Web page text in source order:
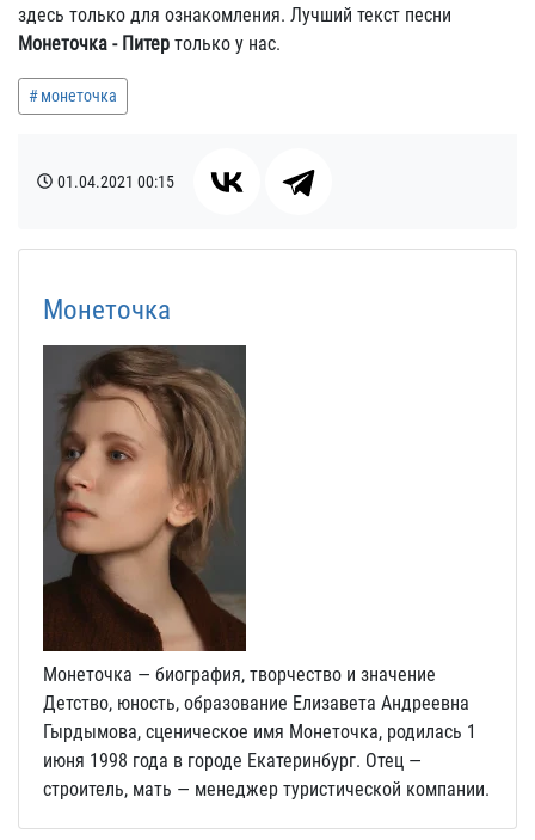
здесь только для ознакомления. Лучший текст песни
Монеточка - Питер только у нас.
монеточка
01.04.2021 00:15
Монеточка
Монеточка — биография, творчество и значение
Детство, юность, образование Елизавета Андреевна
Гырдымова, сценическое имя Монеточка, родилась 1
июня 1998 года в городе Екатеринбург. Отец —
строитель, мать — менеджер туристической компании.